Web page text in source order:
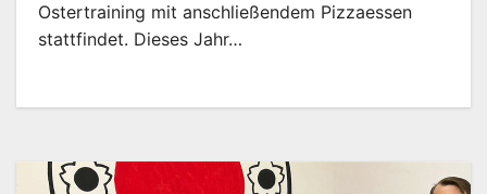
Ostertraining mit anschließendem Pizzaessen
stattfindet. Dieses Jahr…